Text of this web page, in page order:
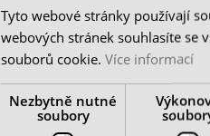
Tyto webové stránky používají
webových stránek souhlasíte se
souborů cookie. Více informací
Nezbytně nutné
soubory